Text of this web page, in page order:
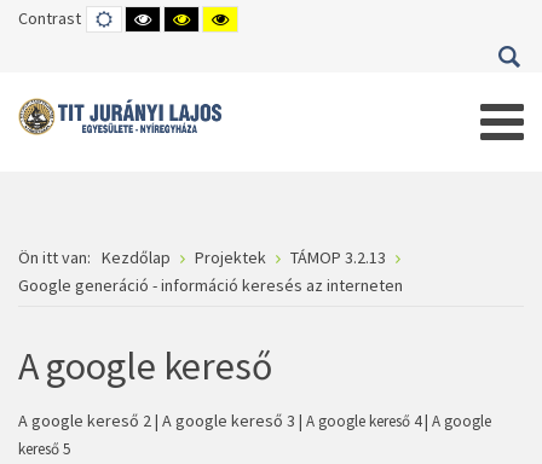
Contrast DEFAULT
MODE
HIGH
CONTRAST
HIGH
CONTRAST
HIGH
CONTRAST
Ön itt van: Kezdőlap Projektek
TÁMOP 3.2.13
Google generáció - információ keresés az interneten
A google kereső
A google kereső 2| A google kereső 3 | A google kereső 4| A google
kereső 5